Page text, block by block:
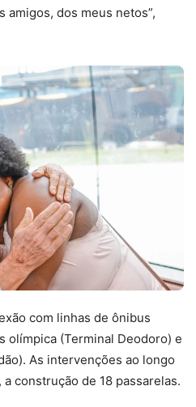
amigos, dos meus netos”,
com linhas de ônibus
olímpica (Terminal Deodoro) e
As intervenções ao longo
construção de 18 passarelas.